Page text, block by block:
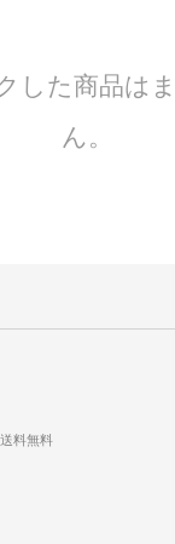
した商品は
ん。
料無料